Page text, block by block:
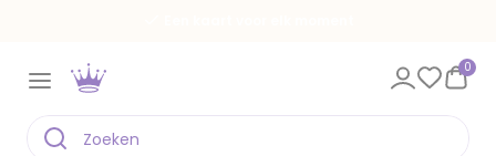
0